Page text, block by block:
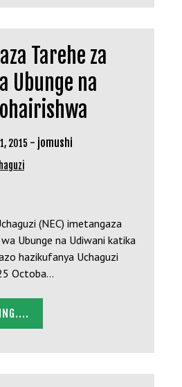
Tarehe za
Ubunge na
2015 - jomushi
(NEC) imetangaza
Ubunge na Udiwani katika
hazikufanya Uchaguzi
Octoba…